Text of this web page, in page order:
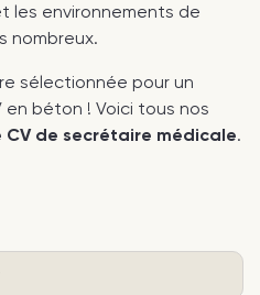
les environnements de
nombreux.
sélectionnée pour un
béton ! Voici tous nos
CV de secrétaire médicale.